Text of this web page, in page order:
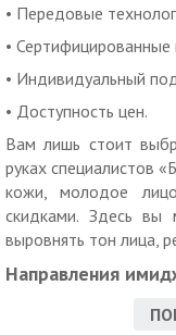
• Передовые
•
• Индивидуальный
• Доступность цен.
Вам лишь стоит
руках специалистов
кожи, молодое
скидками. Здесь вы
выровнять тон лица,
Направления
Компания